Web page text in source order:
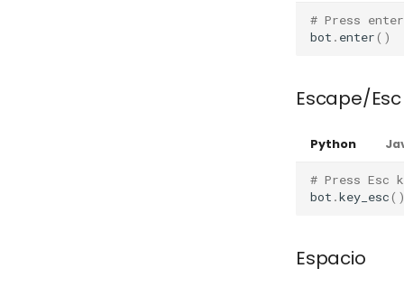
# Press
bot . enter()
Escape/Esc
Python
# Press Esc
bot .key_esc()
Espacio